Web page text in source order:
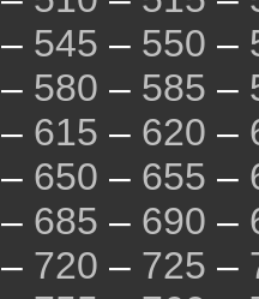
– 545 – 550 –
– 580 – 585 –
– 615 – 620 –
– 650 – 655 –
– 685 – 690 –
– 720 – 725 –